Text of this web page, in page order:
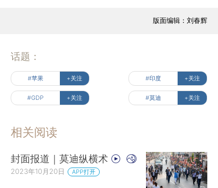
版面编辑：刘春辉
话题：
#苹果 +关注 #印度 +关注
#GDP +关注 #莫迪 +关注
相关阅读
封面报道｜莫迪纵横术
2023年10月20日 APP打开